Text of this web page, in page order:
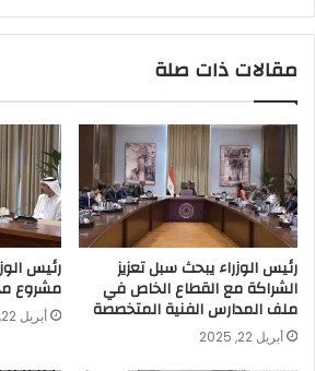
مقالات ذات صلة
رئيس الوزراء يبحث سبل تعزيز
الشراكة مع القطاع الخاص في
ملف المدارس الفنية المتخصصة
أبريل 22, 2025
رئيس
مشروع
أبريل 22, 2025